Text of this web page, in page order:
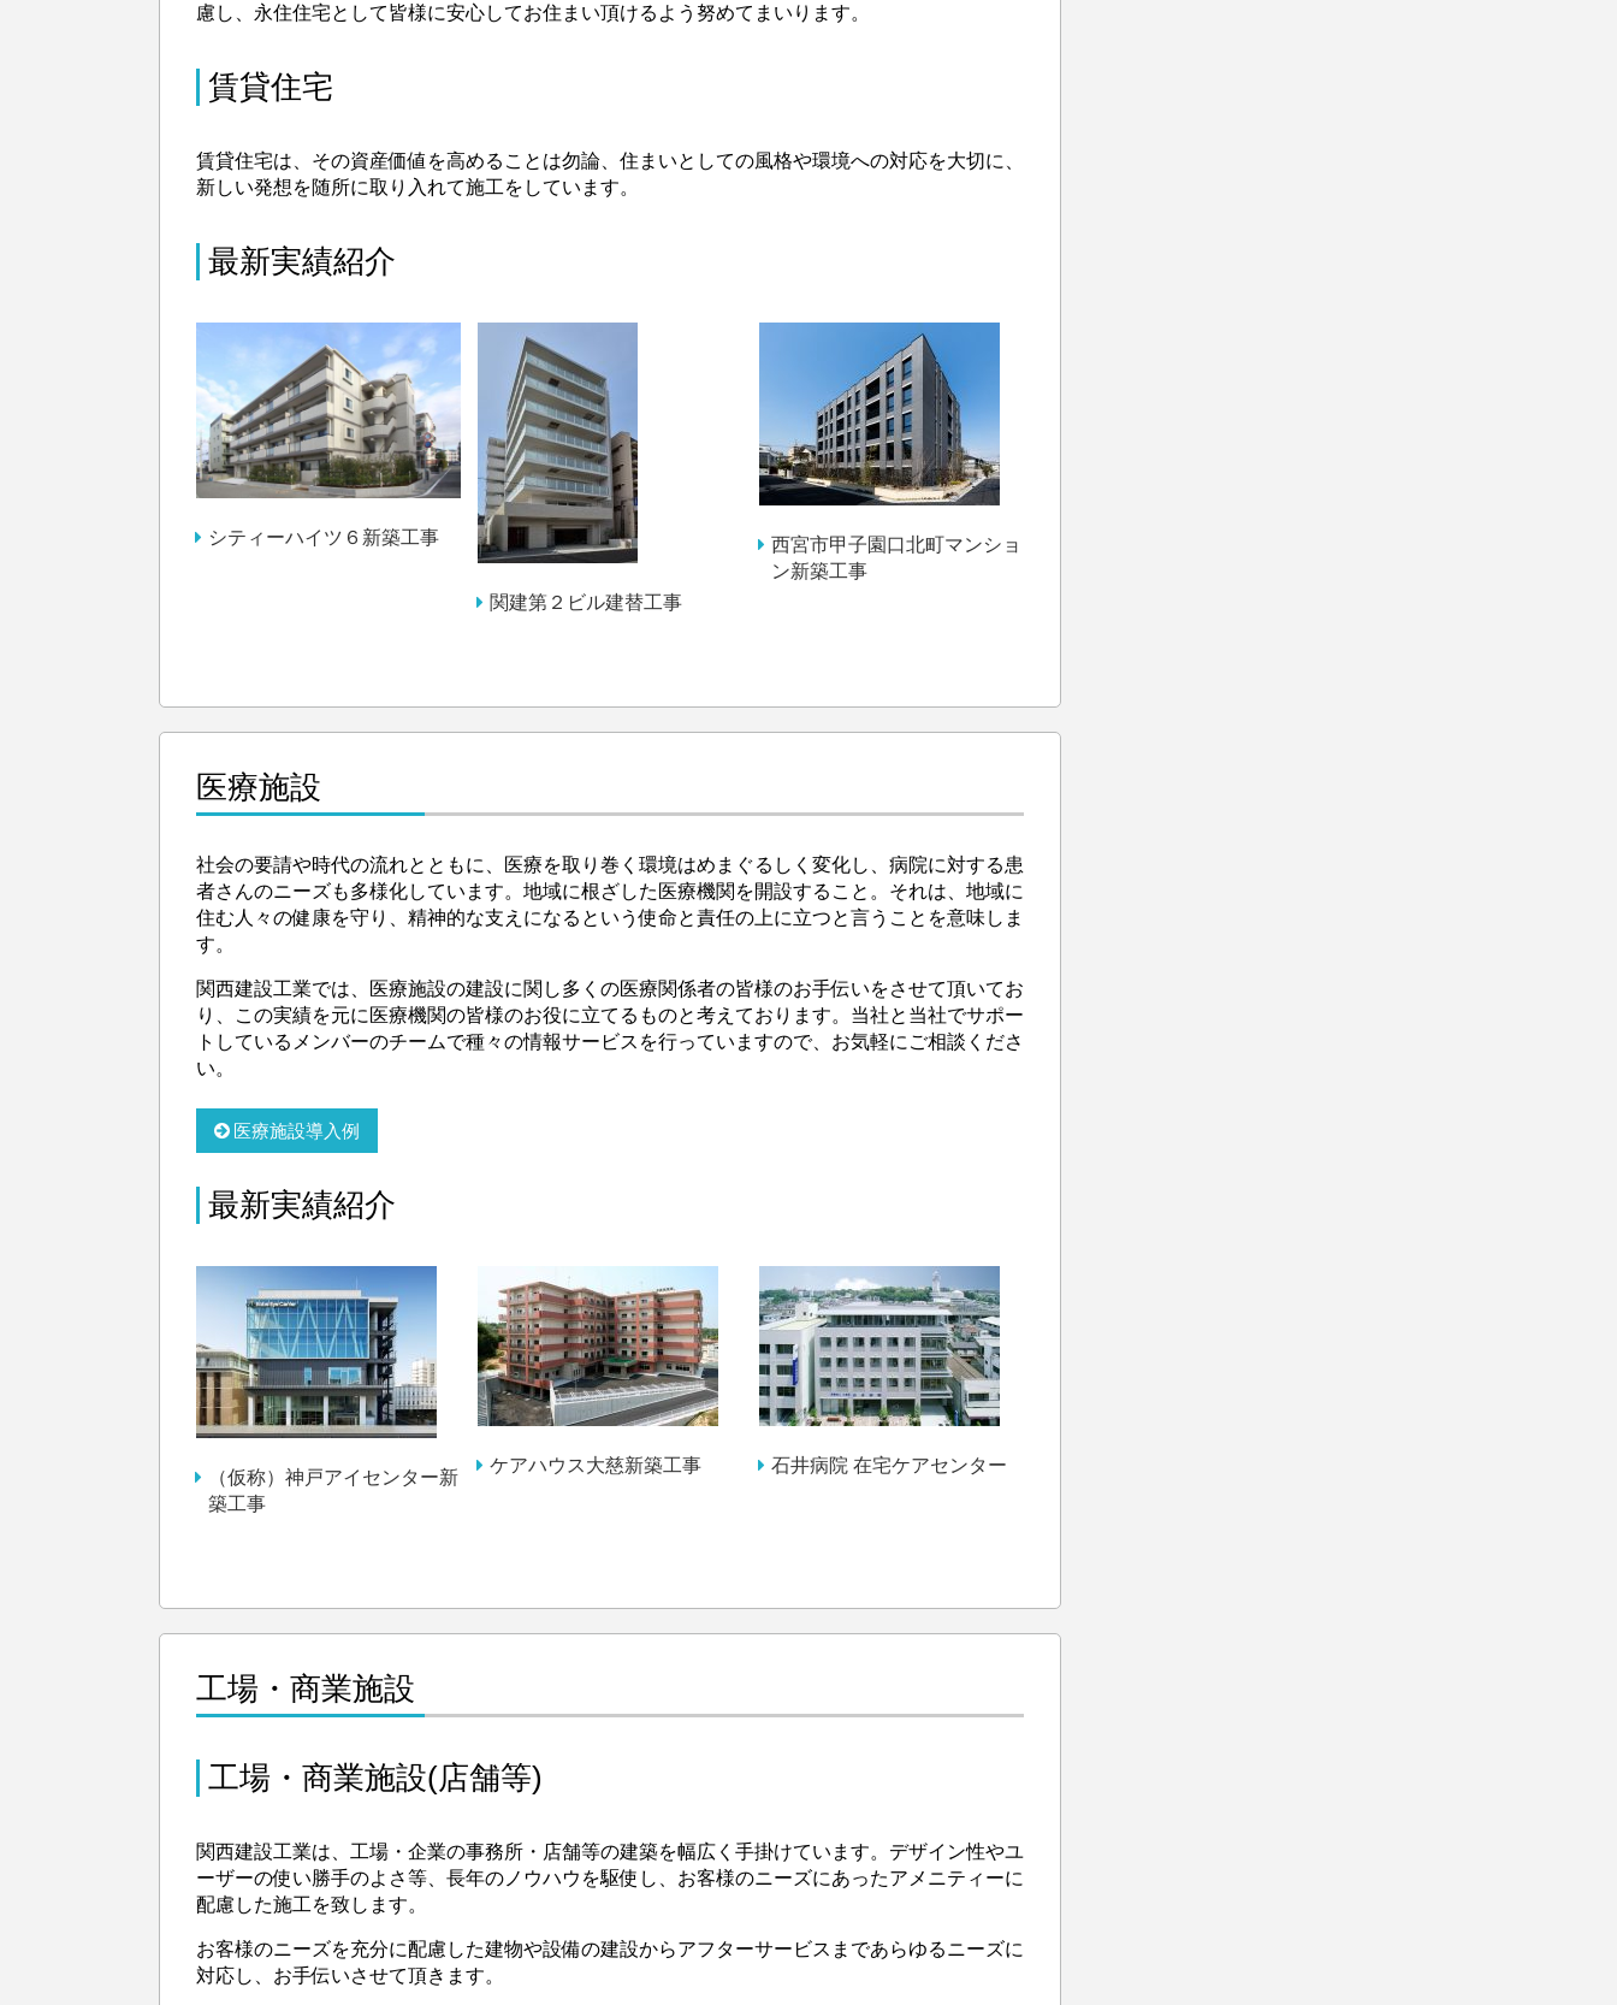
慮し、永住住宅として皆様に安心してお住まい頂けるよう努めてまいります。
賃貸住宅
賃貸住宅は、その資産価値を高めることは勿論、住まいとしての風格や環境への対応を大切に、
新しい発想を随所に取り入れて施工をしています。
最新実績紹介
シティーハイツ６新築工事
関建第２ビル建替工事
西宮市甲子園口北町マンショ
ン新築工事
医療施設
社会の要請や時代の流れとともに、医療を取り巻く環境はめまぐるしく変化し、病院に対する患
者さんのニーズも多様化しています。地域に根ざした医療機関を開設すること。それは、地域に
住む人々の健康を守り、精神的な支えになるという使命と責任の上に立つと言うことを意味しま
す。
関西建設工業では、医療施設の建設に関し多くの医療関係者の皆様のお手伝いをさせて頂いてお
り、この実績を元に医療機関の皆様のお役に立てるものと考えております。当社と当社でサポー
トしているメンバーのチームで種々の情報サービスを行っていますので、お気軽にご相談くださ
い。
医療施設導入例
最新実績紹介
（仮称）神戸アイセンター新
築工事
ケアハウス大慈新築工事 石井病院 在宅ケアセンター
工場・商業施設
工場・商業施設(店舗等)
関西建設工業は、工場・企業の事務所・店舗等の建築を幅広く手掛けています。デザイン性やユ
ーザーの使い勝手のよさ等、長年のノウハウを駆使し、お客様のニーズにあったアメニティーに
配慮した施工を致します。
お客様のニーズを充分に配慮した建物や設備の建設からアフターサービスまであらゆるニーズに
対応し、お手伝いさせて頂きます。